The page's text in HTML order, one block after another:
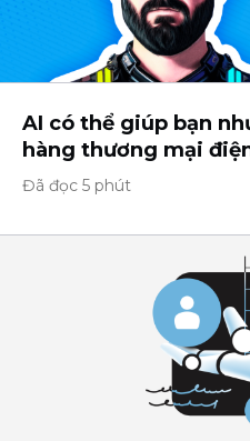
AI có thể giúp bạn
hàng thương mại
Đã đọc 5 phút